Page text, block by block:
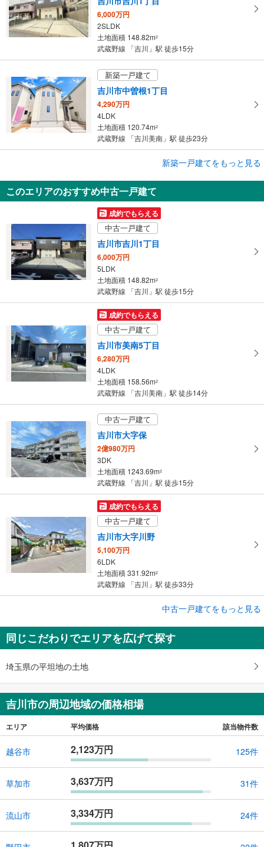
6,000万円
2SLDK
土地面積 148.82m2
武蔵野線 「吉川」駅 徒歩15分
新築一戸建て
吉川市中曽根1丁目
4,290万円
4LDK
土地面積 120.74m2
武蔵野線 「吉川美南」駅 徒歩23分
吉川市中曽根1丁目
4,490万円
4LDK
土地面積 126.61m
新築一戸建てをもっと見る
このエリアのおすすめ中古一戸建て
成約でもらえる
中古一戸建て
吉川市吉川1丁目
6,000万円
5LDK
土地面積 148.82m2
武蔵野線 「吉川」駅 徒歩15分
成約でもらえる
中古一戸建て
吉川市美南5丁目
6,280万円
4LDK
土地面積 158.56m2
武蔵野線 「吉川美南」駅 徒歩14分
中古一戸建て
吉川市大字保
2億980万円
3DK
土地面積 1243.69m2
武蔵野線 「吉川」駅 徒歩15分
成約でもらえる
中古一戸建て
吉川市大字川野
5,100万円
6LDK
土地面積 331.92m2
武蔵野線 「吉川」駅 徒歩33分
吉川市中央3丁目
3,380万円
4LDK
中古一戸建てをもっと見る
同じこだわりでエリアを広げて探す
埼玉県の平坦地の土地
吉川市の周辺地域の価格相場
エリア 平均価格 該当物件数
越谷市 2,123万円 125件
草加市 3,637万円 31件
流山市 3,334万円 24件